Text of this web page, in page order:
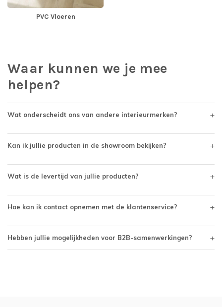
PVC Vloeren
Waar kunnen we je mee
helpen?
Wat onderscheidt ons van andere interieurmerken? +
Kan ik jullie producten in de showroom bekijken? +
Wat is de levertijd van jullie producten? +
Hoe kan ik contact opnemen met de klantenservice? +
Hebben jullie mogelijkheden voor B2B-samenwerkingen? +